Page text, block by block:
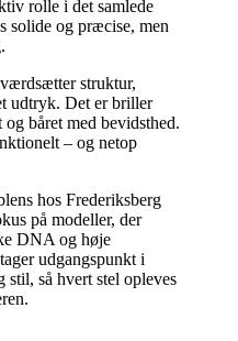
rolle i det samlede
solide og præcise, men
struktur,
udtryk. Det er briller
båret med bevidsthed.
– og netop
hos Frederiksberg
på modeller, der
DNA og høje
udgangspunkt i
stil, så hvert stel opleves